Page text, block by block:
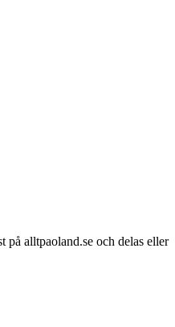
på alltpaoland.se och delas eller